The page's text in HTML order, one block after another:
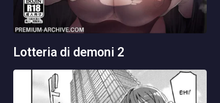
lotteria di demoni 2